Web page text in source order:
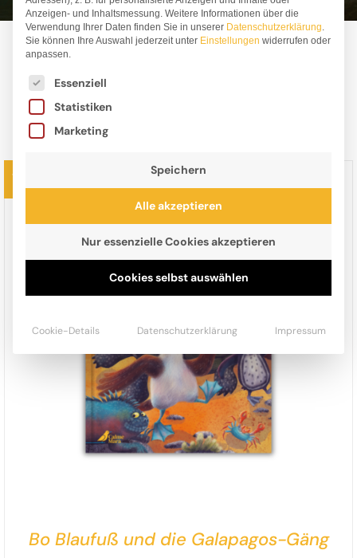
ALLE BESTSELLER
STOFFTIERE
Vorbestellbar
Bo Blaufuß und die Galapagos-Gäng
Anzeigen- und Inhaltsmessung. Weitere Informationen über die
Verwendung Ihrer Daten finden Sie in unserer Datenschutzerklärung.
Sie können Ihre Auswahl jederzeit unter Einstellungen widerrufen oder
anpassen.
Es folgt eine Liste der Service-Gruppen, für die
Essenziell
Statistiken
Marketing
Speichern
Alle akzeptieren
Nur essenzielle Cookies akzeptieren
Cookies selbst auswählen
Cookie-Details Datenschutzerklärung Impressum